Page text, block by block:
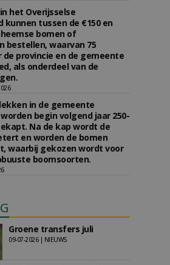
het Overijsselse
kunnen tussen de €150 en
bomen of
bestellen, waarvan 75
de provincie en de gemeente
als onderdeel van de
in de gemeente
begin volgend jaar 250-
Na de kap wordt de
en worden de bomen
waarbij gekozen wordt voor
boomsoorten.
Groene transfers juli
09-07-2026 | NIEUWS